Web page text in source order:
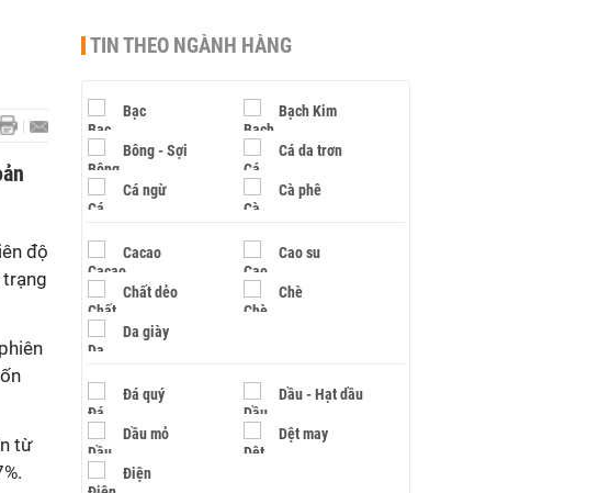
độ
từ
TIN THEO NGÀNH HÀNG
Bạc Bạch Kim
Bông - Sợi Cá da trơn
Cá ngừ Cà phê
Cacao Cao su
Chất dẻo Chè
Da giày
Đá quý Dầu - Hạt dầu
Dầu mỏ Dệt may
Điện